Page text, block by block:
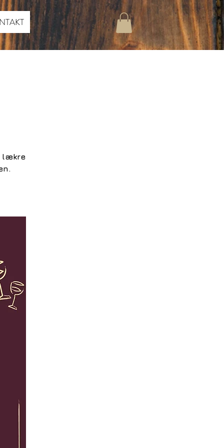
lækre